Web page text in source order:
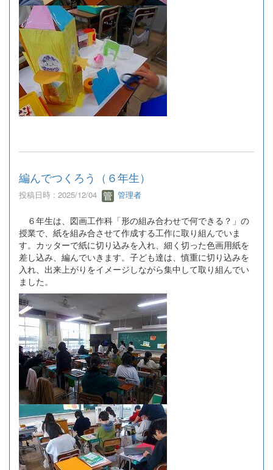
編んでつくろう（６年生）
投稿日時 : 2025/12/04 管理者
６年生は、図画工作科「形の組み合わせで何できる？」の
授業で、紙を組み合させて作成する工作に取り組んでいま
す。カッターで紙に切り込みを入れ、細く切った色画用紙を
差し込み、編んでいきます。子ども達は、慎重に切り込みを
入れ、出来上がりをイメージしながら集中して取り組んでい
ました。